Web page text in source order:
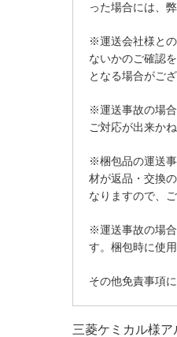
った場合には、
※運送会社様と
ないかのご確認
となる場合がご
※運送事故の場
ご対応が出来かね
※梱包品の運送
材が返品・交換
なりますので、
※運送事故の場
す。梱包時に使
その他免責事項
三菱ケミカル様ア